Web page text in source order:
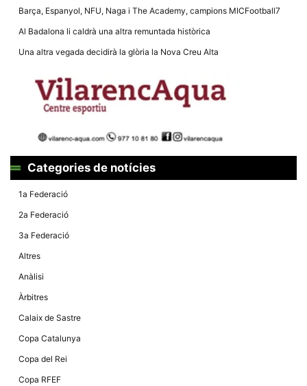
Barça, Espanyol, NFU, Naga i The Academy, campions MICFootball7
Al Badalona li caldrà una altra remuntada històrica
Una altra vegada decidirà la glòria la Nova Creu Alta
Categories de notícies
1a Federació
2a Federació
3a Federació
Altres
Anàlisi
Àrbitres
Calaix de Sastre
Copa Catalunya
Copa del Rei
Copa RFEF
estructura.
Experiència
components
tècnics del
nostre lloc web
dispositiu que
possible. Si